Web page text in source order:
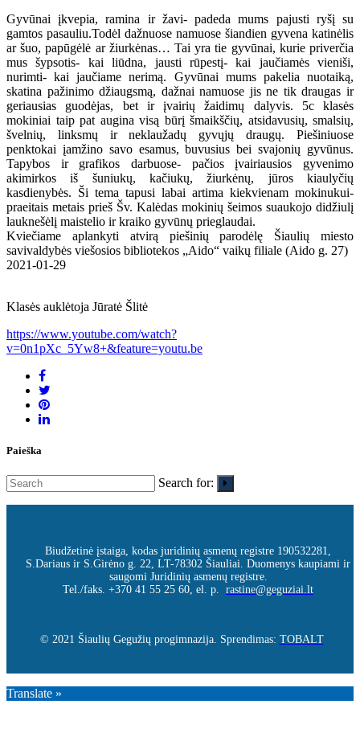
Gyvūnai įkvepia, ramina ir žavi- padeda mums pajusti ryšį su
gamtos pasauliu.Todėl dažnuose namuose šiandien gyvena katinėlis
ar šuo, papūgėlė ar žiurkėnas… Tai yra tie gyvūnai, kurie priverčia
mus šypsotis- kai liūdna, jausti rūpestį- kai jaučiamės vieniši,
nurimti- kai jaučiame nerimą. Gyvūnai mums pakelia nuotaiką,
skatina pažinimo džiaugsmą, dažnai namuose jis ne tik draugas ir
geriausias guodėjas, bet ir įvairių žaidimų dalyvis. 5c klasės
mokiniai taip pat augina visą būrį šmaikščių, atsidavusių, smalsių,
švelnių, linksmų ir neklaužadų gyvųjų draugų. Piešiniuose
penktokai įamžino savo esamus, buvusius bei svajonių gyvūnus.
Tapybos ir grafikos darbuose- pačios įvairiausios gyvenimo
akimirkos iš šuniukų, kačiukų, žiurkėnų, jūros kiaulyčių
kasdienybės. Ši tema tapusi labai artima kiekvienam mokinukui-
praeitais metais prieš Šv. Kalėdas mokinių šeimos suaukojo didžiulį
lauknešėlį maistelio ir kraiko gyvūnų prieglaudai.
Kviečiame aplankyti atvirą piešinių parodėlę Šiaulių miesto
savivaldybės viešosios bibliotekos „Aido“ vaikų filiale (Aido g. 27)
2021-01-29
Klasės auklėtoja Jūratė Šlitė
https://www.youtube.com/watch?
v=0n1pXc_5Yw8+&feature=youtu.be
Paieška
Search for:
Biudžetinė įstaiga, kodas juridinių asmenų registre 190532281,
S.Dariaus ir S.Girėno g. 22, LT-78302 Šiauliai. Duomenys kaupiami ir
saugomi Juridinių asmenų registre.
Tel./faks. +370 41 55 25 60, el. p. rastine@geguziai.lt
© 2021 Šiaulių Gegužių progimnazija. Sprendimas: TOBALT
Translate »